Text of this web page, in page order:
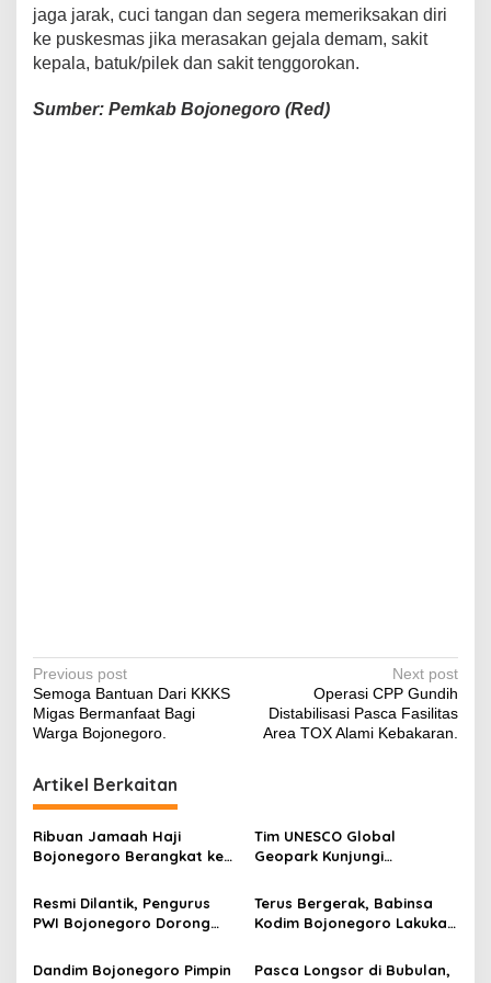
jaga jarak, cuci tangan dan segera memeriksakan diri
ke puskesmas jika merasakan gejala demam, sakit
kepala, batuk/pilek dan sakit tenggorokan.
Sumber: Pemkab Bojonegoro (Red)
P
o
s
t
n
a
v
i
g
Previous post
Semoga Bantuan Dari KKKS
Migas Bermanfaat Bagi
Warga Bojonegoro.
Next post
Operasi CPP Gundih
Distabilisasi Pasca Fasilitas
Area TOX Alami Kebakaran.
Artikel Berkaitan
Ribuan Jamaah Haji
Bojonegoro Berangkat ke
Harapan Menjadi Haji
Mabrur
Tim UNESCO Global
Geopark Kunjungi
Geologi Bojonegoro
Resmi Dilantik, Pengurus
PWI Bojonegoro Dorong
Integritas Jurnalisme
Terus Bergerak, Babinsa
Kodim Bojonegoro Lakukan
Generasi Muda Bangsa
Dandim Bojonegoro Pimpin
Pasca Longsor di Bubulan,